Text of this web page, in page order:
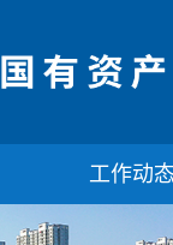
工作动